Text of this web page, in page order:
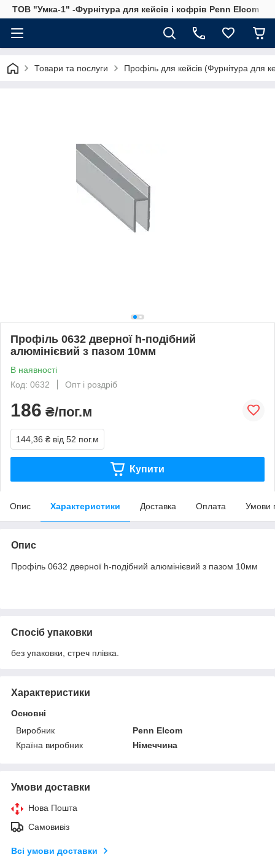
ТОВ "Умка-1" -Фурнітура для кейсів і кофрів Penn Elcom
Товари та послуги Профіль для кейсів (Фурнітура для
Профіль 0632 дверної h-подібний
алюмінієвий з пазом 10мм
В наявності
Код: 0632
Опт і роздріб
186 ₴/пог.м
144,36 ₴ від 52 пог.м
Купити
Опис Характеристики Доставка Оплата Умови
Опис
Профіль 0632 дверної h-подібний алюмінієвий з пазом 10мм
Спосіб упаковки
без упаковки, стреч плівка.
Характеристики
Основні
Виробник
Penn Elcom
Країна виробник
Німеччина
Умови доставки
Нова Пошта
Самовивіз
Всі умови доставки